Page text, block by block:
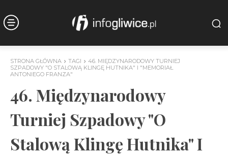
STRONA GŁÓWNA TAGI
46. MIĘDZYNARODOWY TURNIEJ
SZPADOWY "O STALOWĄ KLINGĘ HUTNIKA" I "MEMORIAŁ
ANTONIEGO FRANZA"
46. Międzynarodowy
Turniej Szpadowy "O
Stalową Klingę Hutnika" I